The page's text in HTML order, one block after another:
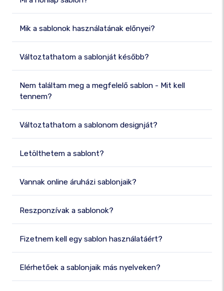
Mik a sablonok használatának előnyei?
Változtathatom a sablonját később?
Nem találtam meg a megfelelő sablon - Mit kell
tennem?
Változtathatom a sablonom designját?
Letölthetem a sablont?
Vannak online áruházi sablonjaik?
Reszponzívak a sablonok?
Fizetnem kell egy sablon használatáért?
Elérhetőek a sablonjaik más nyelveken?